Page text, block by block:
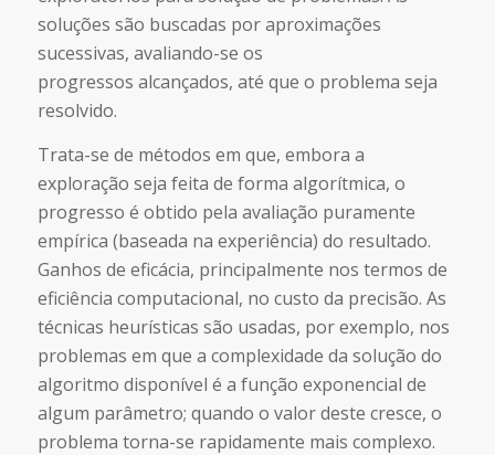
soluções são buscadas por aproximações
sucessivas, avaliando-se os
progressos alcançados, até que o problema seja
resolvido.
Trata-se de métodos em que, embora a
exploração seja feita de forma algorítmica, o
progresso é obtido pela avaliação puramente
empírica (baseada na experiência) do resultado.
Ganhos de eficácia, principalmente nos termos de
eficiência computacional, no custo da precisão. As
técnicas heurísticas são usadas, por exemplo, nos
problemas em que a complexidade da solução do
algoritmo disponível é a função exponencial de
algum parâmetro; quando o valor deste cresce, o
problema torna-se rapidamente mais complexo.